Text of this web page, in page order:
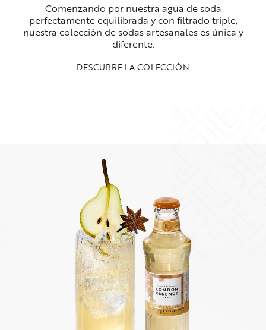
Comenzando por nuestra agua de soda
perfectamente equilibrada y con filtrado triple,
nuestra colección de sodas artesanales es única y
diferente.
DESCUBRE LA COLECCIÓN